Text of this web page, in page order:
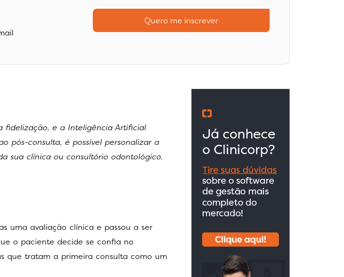
Quero me inscrever
fidelização, e a Inteligência Artificial
pós-consulta, é possível personalizar a
sua clínica ou consultório odontológico.
uma avaliação clínica e passou a ser
o paciente decide se confia no
que tratam a primeira consulta como um